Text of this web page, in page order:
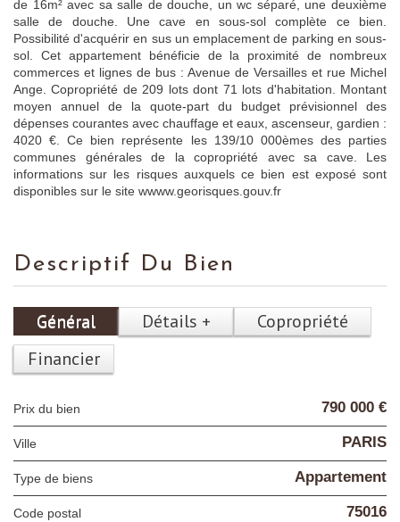
de 16m² avec sa salle de douche, un wc séparé, une deuxième
salle de douche. Une cave en sous-sol complète ce bien.
Possibilité d'acquérir en sus un emplacement de parking en sous-
sol. Cet appartement bénéficie de la proximité de nombreux
commerces et lignes de bus : Avenue de Versailles et rue Michel
Ange. Copropriété de 209 lots dont 71 lots d'habitation. Montant
moyen annuel de la quote-part du budget prévisionnel des
dépenses courantes avec chauffage et eaux, ascenseur, gardien :
4020 €. Ce bien représente les 139/10 000èmes des parties
communes générales de la copropriété avec sa cave. Les
informations sur les risques auxquels ce bien est exposé sont
disponibles sur le site wwww.georisques.gouv.fr
Descriptif Du Bien
Général Détails +
Copropriété
Financier
Prix du bien 790 000 €
Ville PARIS
Type de biens Appartement
Code postal 75016